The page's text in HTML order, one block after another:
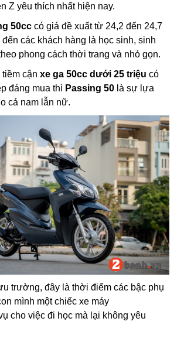
Z yêu thích nhất hiện nay.
50cc có giá đề xuất từ 24,2 đến 24,7
các khách hàng là học sinh, sinh
phong cách thời trang và nhỏ gọn.
cận xe ga 50cc dưới 25 triệu có
đáng mua thì Passing 50 là sự lựa
cả nam lẫn nữ.
trường, đây là thời điểm các bậc phụ
mình một chiếc xe máy
cho việc đi học mà lại không yêu